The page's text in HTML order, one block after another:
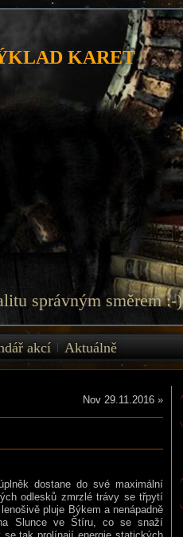
KARET
správným směrem :-)
akcí Aktuálně
Nov 29.11.2016 »
dostane do své maximální
odlesků zmrzlé trávy se třpytí
pluje Býkem a nenápadně
Slunce ve Štíru, co se snaží